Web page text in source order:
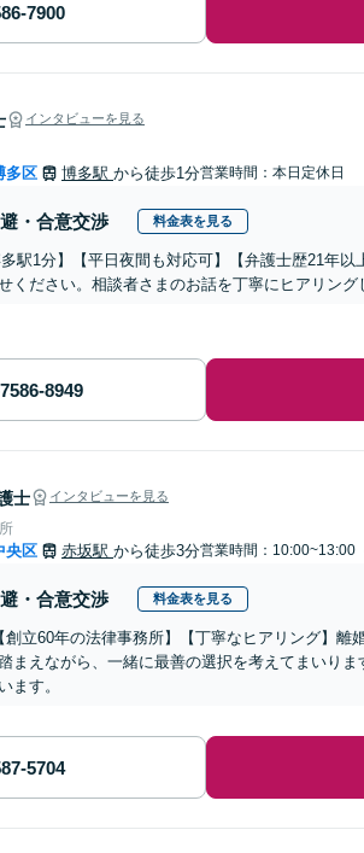
インタビューを見る
多区 博多駅 から徒歩1分営業時間：本日定休日
・合意交渉 料金表を見る
多駅1分】【平日夜間も対応可】【弁護士歴21年
ください。相談者さまのお話を丁寧にヒアリン
士 インタビューを見る
央区 赤坂駅 から徒歩3分営業時間：10:00~13:00
・合意交渉 料金表を見る
創立60年の法律事務所】【丁寧なヒアリング】
まえながら、一緒に最善の選択を考えてまいり
ます。